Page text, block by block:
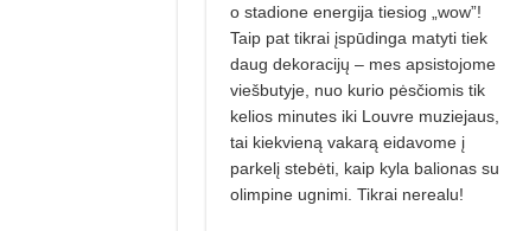
o stadione energija tiesiog „wow”!
Taip pat tikrai įspūdinga matyti tiek
daug dekoracijų – mes apsistojome
viešbutyje, nuo ku­rio pėsčiomis tik
kelios minutes iki Louvre muziejaus,
tai kiekvieną vakarą eidavome į
parkelį stebėti, kaip kyla balionas su
olimpine ugnimi. Tikrai nerealu!